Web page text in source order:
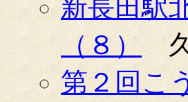
新長田駅
（８）
第２回こ